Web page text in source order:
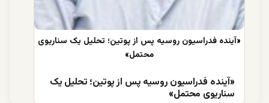
«آینده فدراسیون روسیه پس از پوتین؛ تحلیل یک
سناریوی محتمل»